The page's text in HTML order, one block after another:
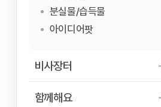
분실물/습득물
아이디어팟
비사장터
함께해요